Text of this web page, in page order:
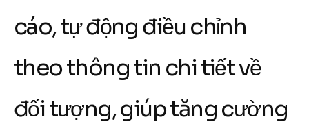
cáo, tự động điều chỉnh
theo thông tin chi tiết về
đối tượng, giúp tăng cường